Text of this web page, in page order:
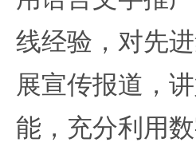
线经验，对先
展宣传报道，
能，充分利用